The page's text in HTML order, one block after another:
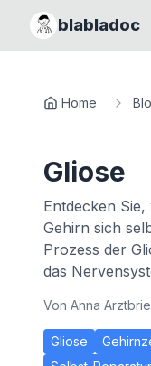
blabladoc
Home
Gliose
Entdecken
Gehirn sich
Prozess der
das
Von Anna
Gliose